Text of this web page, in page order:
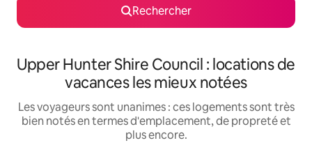
Rechercher
Upper Hunter Shire Council : locations de
vacances les mieux notées
Les voyageurs sont unanimes : ces logements sont très
bien notés en termes d'emplacement, de propreté et
plus encore.